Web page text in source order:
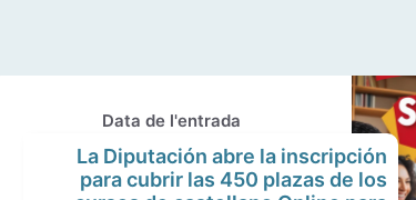
Data de l'entrada
La Diputación abre la inscripción
para cubrir las 450 plazas de los